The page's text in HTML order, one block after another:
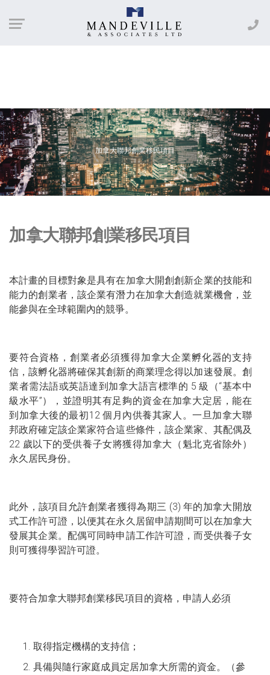
加拿大聯邦創業移民項目
加拿大聯邦創業移民項目
本計畫的目標對象是具有在加拿大開創創新企業的技能和
能力的創業者，該企業有潛力在加拿大創造就業機會，並
能參與在全球範圍內的競爭。
要符合資格，創業者必須獲得加拿大企業孵化器的支持
信，該孵化器將確保其創新的商業理念得以加速發展。創
業者需法語或英語達到加拿大語言標準的 5 級（“基本中
級水平”），並證明其有足夠的資金在加拿大定居，能在
到加拿大後的最初12 個月內供養其家人。一旦加拿大聯
邦政府確定該企業家符合這些條件，該企業家、其配偶及
22 歲以下的受供養子女將獲得加拿大（魁北克省除外）
永久居民身份。
此外，該項目允許創業者獲得為期三 (3) 年的加拿大開放
式工作許可證，以便其在永久居留申請期間可以在加拿大
發展其企業。配偶可同時申請工作許可證，而受供養子女
則可獲得學習許可證。
要符合加拿大聯邦創業移民項目的資格，申請人必須
取得指定機構的支持信；
具備與隨行家庭成員定居加拿大所需的資金。（參